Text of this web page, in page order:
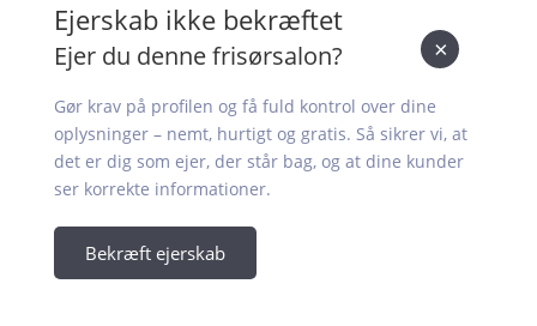
Ejerskab ikke bekræftet
Ejer du denne frisørsalon?
Gør krav på profilen og få fuld kontrol over dine
oplysninger – nemt, hurtigt og gratis. Så sikrer vi, at
det er dig som ejer, der står bag, og at dine kunder
ser korrekte informationer.
Bekræft ejerskab
×